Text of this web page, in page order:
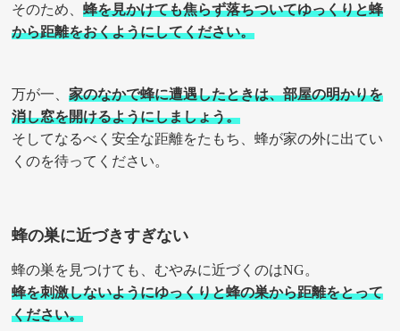
そのため、蜂を見かけても焦らず落ちついてゆっくりと蜂
から距離をおくようにしてください。
万が一、家のなかで蜂に遭遇したときは、部屋の明かりを
消し窓を開けるようにしましょう。
そしてなるべく安全な距離をたもち、蜂が家の外に出てい
くのを待ってください。
蜂の巣に近づきすぎない
蜂の巣を見つけても、むやみに近づくのはNG。
蜂を刺激しないようにゆっくりと蜂の巣から距離をとって
ください。